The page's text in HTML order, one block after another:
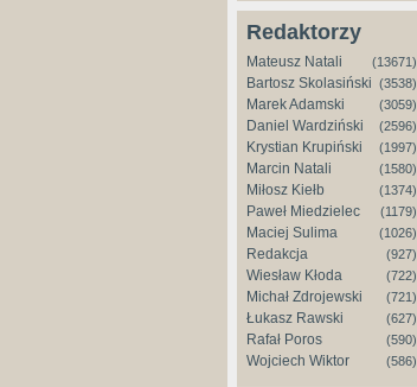
Redaktorzy
Mateusz Natali (13671)
Bartosz Skolasiński (3538)
Marek Adamski (3059)
Daniel Wardziński (2596)
Krystian Krupiński (1997)
Marcin Natali (1580)
Miłosz Kiełb (1374)
Paweł Miedzielec (1179)
Maciej Sulima (1026)
Redakcja (927)
Wiesław Kłoda (722)
Michał Zdrojewski (721)
Łukasz Rawski (627)
Rafał Poros (590)
Wojciech Wiktor (586)